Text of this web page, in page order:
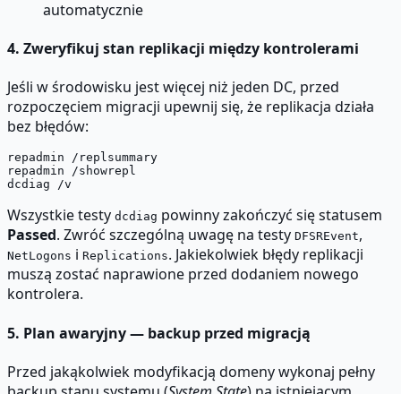
automatycznie
4. Zweryfikuj stan replikacji między kontrolerami
Jeśli w środowisku jest więcej niż jeden DC, przed
rozpoczęciem migracji upewnij się, że replikacja działa
bez błędów:
repadmin /replsummary
repadmin /showrepl
Wszystkie testy dcdiag powinny zakończyć się statusem
Passed. Zwróć szczególną uwagę na testy DFSREvent,
NetLogons i Replications. Jakiekolwiek błędy replikacji
muszą zostać naprawione przed dodaniem nowego
kontrolera.
5. Plan awaryjny — backup przed migracją
Przed jakąkolwiek modyfikacją domeny wykonaj pełny